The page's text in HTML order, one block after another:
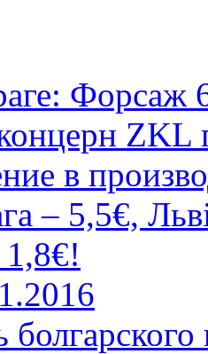
Форсаж
ZKL
в
– 5,5€,
1,8€!